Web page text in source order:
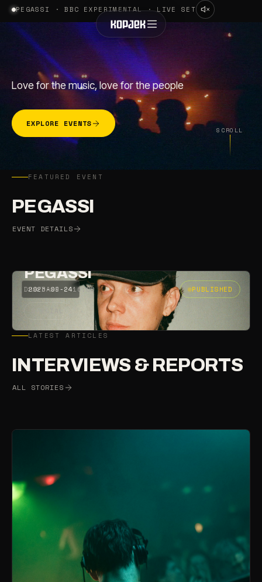
PEGASSI · BBC EXPERIMENTAL · LIVE SET
Love for the music, love for the people
EXPLORE EVENTS
SCROLL
FEATURED EVENT
PEGASSI
EVENT DETAILS
2026-09-24 PUBLISHED
PEGASSI
DRAFBAAN · 16:00
LATEST ARTICLES
INTERVIEWS & REPORTS
ALL STORIES